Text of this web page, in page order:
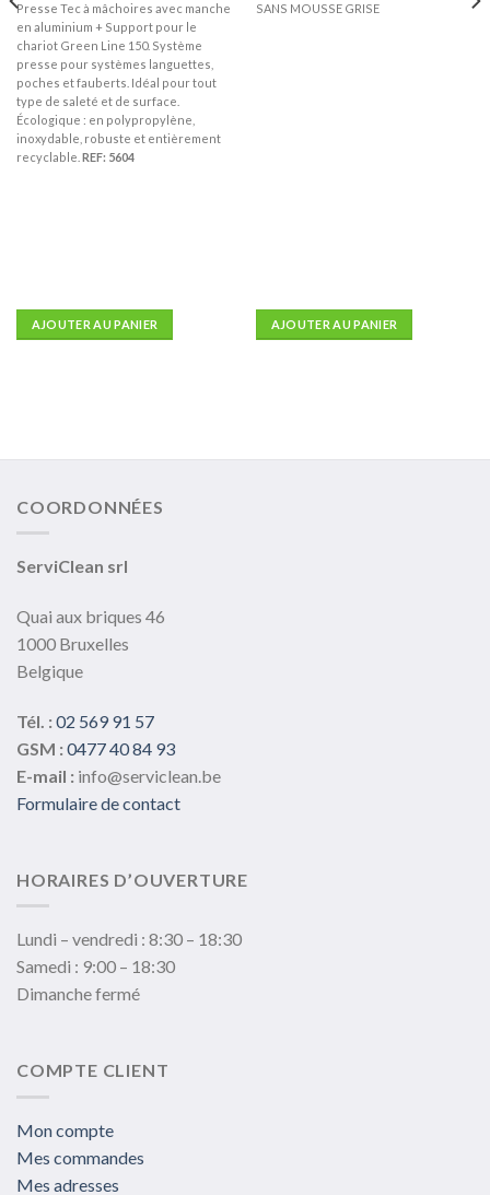
Presse Tec à mâchoires avec manche
en aluminium + Support pour le
chariot Green Line 150. Système
presse pour systèmes languettes,
poches et fauberts. Idéal pour tout
type de saleté et de surface.
Écologique : en polypropylène,
inoxydable, robuste et entièrement
recyclable. REF: 5604
AJOUTER AU PANIER
SANS MOUSSE GRISE
AJOUTER AU PANIER
COORDONNÉES
ServiClean srl
Quai aux briques 46
1000 Bruxelles
Belgique
Tél. : 02 569 91 57
GSM : 0477 40 84 93
E-mail : info@serviclean.be
Formulaire de contact
HORAIRES D’OUVERTURE
Lundi – vendredi : 8:30 – 18:30
Samedi : 9:00 – 18:30
Dimanche fermé
COMPTE CLIENT
Mon compte
Mes commandes
Mes adresses